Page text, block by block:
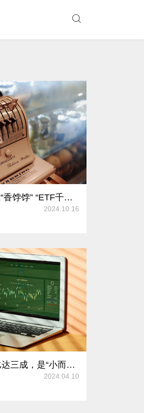
市场大幅反弹ETF成“香饽饽” “ETF千亿阵营”增至8只
2024.10.16
年内发起式新基占比达三成，是“小而精”还是“赔本赚吆喝”？
2024.04.10